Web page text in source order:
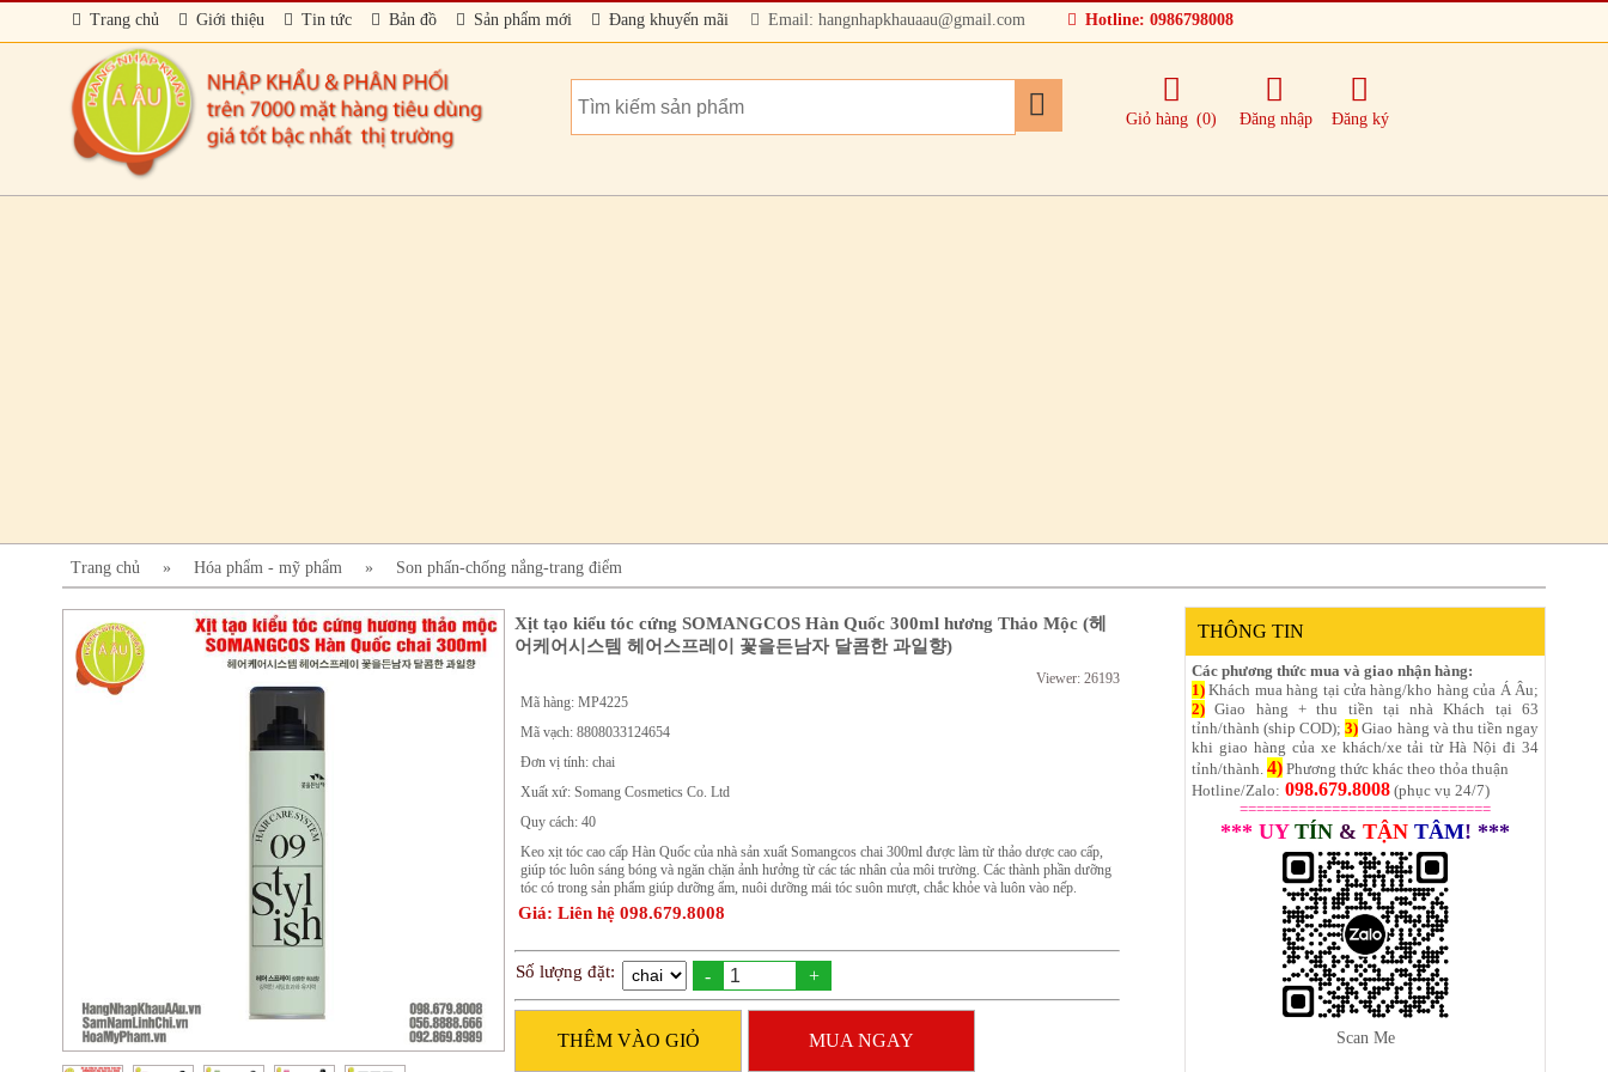
Trang chủ Giới thiệu Tin tức Bản đồ Sản phẩm mới Đang khuyến mãi Email: hangnhapkhauaau@gmail.com Hotline: 0986798008
Giỏ hàng (0) Đăng nhập Đăng ký
Trang chủ » Hóa phẩm - mỹ phẩm » Son phấn-chống nắng-trang điểm
Xịt tạo kiểu tóc cứng SOMANGCOS Hàn Quốc 300ml hương Thảo Mộc (헤
어케어시스템 헤어스프레이 꽃을든남자 달콤한 과일향)
Viewer: 26193
Mã hàng: MP4225
Mã vạch: 8808033124654
Đơn vị tính: chai
Xuất xứ: Somang Cosmetics Co. Ltd
Quy cách: 40
Keo xịt tóc cao cấp Hàn Quốc của nhà sản xuất Somangcos chai 300ml được làm từ thảo dược cao cấp,
giúp tóc luôn sáng bóng và ngăn chặn ảnh hưởng từ các tác nhân của môi trường. Các thành phần dưỡng
tóc có trong sản phẩm giúp dưỡng ẩm, nuôi dưỡng mái tóc suôn mượt, chắc khỏe và luôn vào nếp.
Giá: Liên hệ 098.679.8008
Số lượng đặt: - +
THÊM VÀO GIỎ MUA NGAY
THÔNG TIN
Các phương thức mua và giao nhận hàng:
1) Khách mua hàng tại cửa hàng/kho hàng của Á Âu;
2) Giao hàng + thu tiền tại nhà Khách tại 63
tỉnh/thành (ship COD);3) Giao hàng và thu tiền ngay
khi giao hàng của xe khách/xe tải từ Hà Nội đi 34
tỉnh/thành. 4) Phương thức khác theo thỏa thuận
Hotline/Zalo: 098.679.8008 (phục vụ 24/7)
==============================
*** UY TÍN & TẬN TÂM! ***
Scan Me